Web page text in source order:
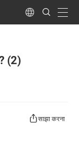
Language
Search
Submit
(2)
साझा करना